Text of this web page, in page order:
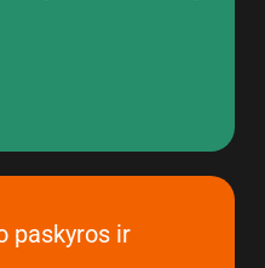
paskyros ir